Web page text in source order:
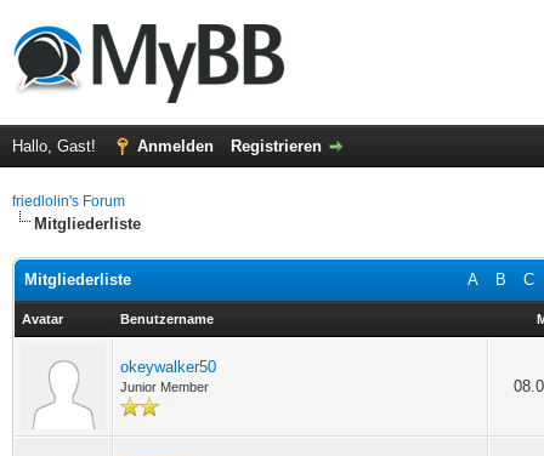
Hallo, Gast! Anmelden Registrieren
friedlolin's Forum
Mitgliederliste
A B C
Mitgliederliste
Avatar Benutzername
okeywalker50
Junior Member